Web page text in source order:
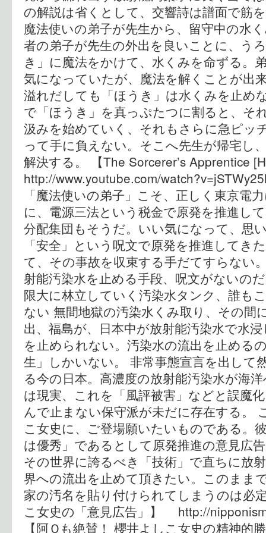
の解説は省くとして、交響詩は譜面で筋
魔法使いの弟子が先生から、留守中の水
者の弟子が先生の外出を良いことに、う
き」に魔法をかけて、水くみを命ずる。
気になっていたが、魔法を解くことが出
溢れだしても「ほうき」は水くみを止め
で「ほうき」を真っぷたつに割ると、そ
汲みを始めていく、それもさらに急ピッ
って手に負えない。そこへ先生が帰宅し
解決する。 【The Sorcerer’s Apprentice
http://www.youtube.com/
「魔法使いの弟子」こそ、正しく東京電
に、電源三法という税金で原発を推進し
分配集団もそうだ。いい気になって、思
「安全」という呪文で原発を推進してき
て、その事故を収束する手だてすらない
射能汚染水を止める手段、呪文がないの
限大に林立していく汚染水タンク、誰も
ない 無間地獄の汚染水くみ取り、その間
出、福島が、日本中が放射能汚染水で水
を止められない。汚染水の流出を止める
生」しかいない。 非常事態宣言を出して
る今の日本。高濃度の放射能汚染水が海
は現実、これを「風評被害」などと誤魔
んで止まない保守派が未だに存在する。
こ女史に、ご登場願いたいものである。
は優秀」であるとして原発推進の意見広
その世界に誇るべき「技術」で直ちに放
界への流出を止めて頂きたい。このまま
家の汚名を貼り付けられてしまうのは必
こ女史の「意見広告」】 http://
【阿Ｑも絶賛！ 櫻井よしこ女史の精神